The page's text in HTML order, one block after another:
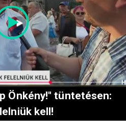
Önkény!" tüntetésen:
kell!